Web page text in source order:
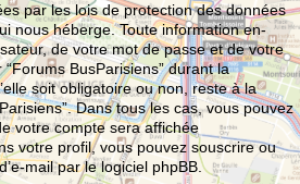
par les lois de protection des données
nous héberge. Toute information en-
de votre mot de passe et de votre
BusParisiens” durant la
soit obligatoire ou non, reste à la
Dans tous les cas, vous pouvez
votre compte sera affichée
votre profil, vous pouvez souscrire ou
mail par le logiciel phpBB.